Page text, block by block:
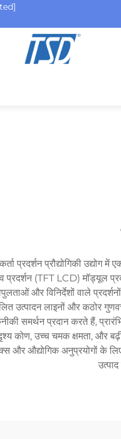
प्रदर्शन प्रौद्योगिकी उद्योग
(TFT LCD) मॉड्यूल
और विनिर्देशों वाले
उत्पादन लाइनों और कठोर
समर्थन प्रदान करते हैं,
कोण, उच्च चमक क्षमता, और
और औद्योगिक अनुप्रयोगों के